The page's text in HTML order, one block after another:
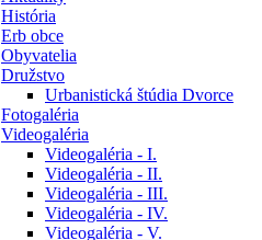
História
Erb obce
Obyvatelia
Družstvo
Urbanistická štúdia Dvorce
Fotogaléria
Videogaléria
Videogaléria - I.
Videogaléria - II.
Videogaléria - III.
Videogaléria - IV.
Videogaléria - V.